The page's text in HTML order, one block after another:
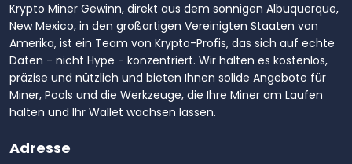
Krypto Miner Gewinn, direkt aus dem sonnigen Albuquerque,
New Mexico, in den großartigen Vereinigten Staaten von
Amerika, ist ein Team von Krypto-Profis, das sich auf echte
Daten - nicht Hype - konzentriert. Wir halten es kostenlos,
präzise und nützlich und bieten Ihnen solide Angebote für
Miner, Pools und die Werkzeuge, die Ihre Miner am Laufen
halten und Ihr Wallet wachsen lassen.
Adresse